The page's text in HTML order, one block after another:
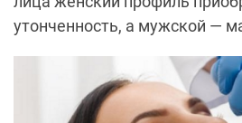
утонченность, а мужской —